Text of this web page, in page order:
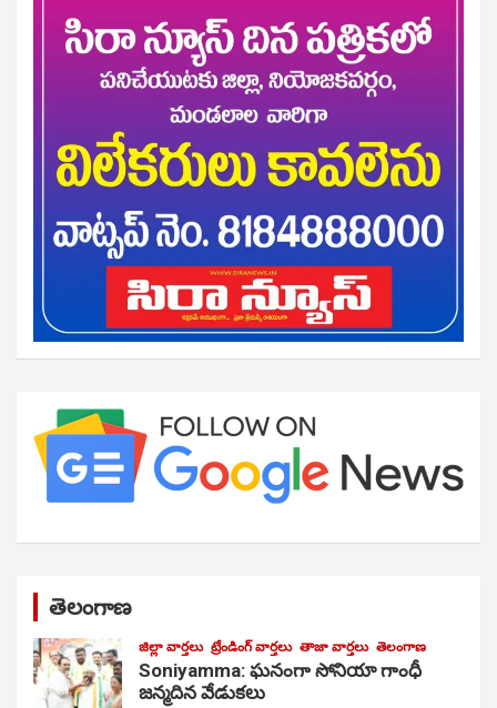
తెలంగాణ
జిల్లా వార్తలు ట్రేండింగ్ వార్తలు తాజా వార్తలు తెలంగాణ
Soniyamma: ఘ‌నంగా సోనియా గాంధీ
జ‌న్మ‌దిన వేడుక‌లు